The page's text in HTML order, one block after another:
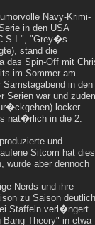
Navy-Krimi-
in den USA
"Grey�s
stand die
das Spin-Off mit
im Sommer am
in den
Serien war und
locker
nat�rlich in die 2.
und
Sitcom hat
wurde aber dennoch
Nerds und ihre
zu Saison deutlich
Staffeln verl�ngert.
Theory" in etwa